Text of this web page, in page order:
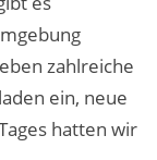
zahlreiche
ein, neue
hatten wir